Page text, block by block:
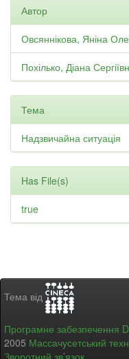
Автор
Овсяннікова, Яніна
Похілько, Діана
Тема
Надзвичайна ситуація
Has File(s)
true
Тема від
Програмне забезпечення
2005 Массачусетський
Зворотний зв’язок